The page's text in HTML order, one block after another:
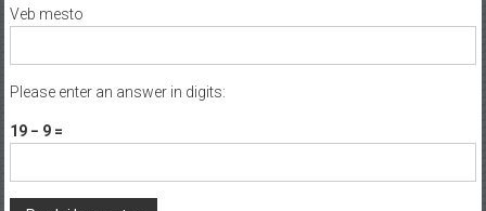
Veb mesto
Please enter an answer in digits:
19 − 9 =